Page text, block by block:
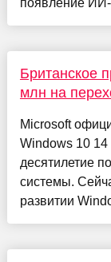
появление
Британское
млн на
Microsoft
Windows 10 14
десятилетие
системы.
развитии